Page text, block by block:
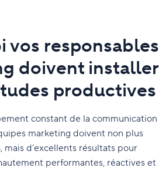
vos responsables
doivent installer
productives
constant de la communication
marketing doivent non plus
d’excellents résultats pour
performantes, réactives et